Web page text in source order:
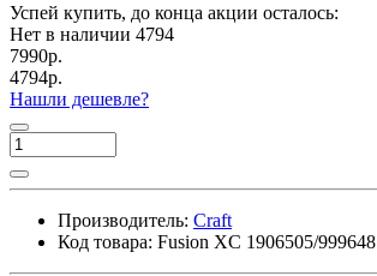
Успей купить, до конца акции осталось:
Нет в наличии 4794
7990р.
4794р.
Нашли дешевле?
Производитель: Craft
Код товара: Fusion XC 1906505/999648